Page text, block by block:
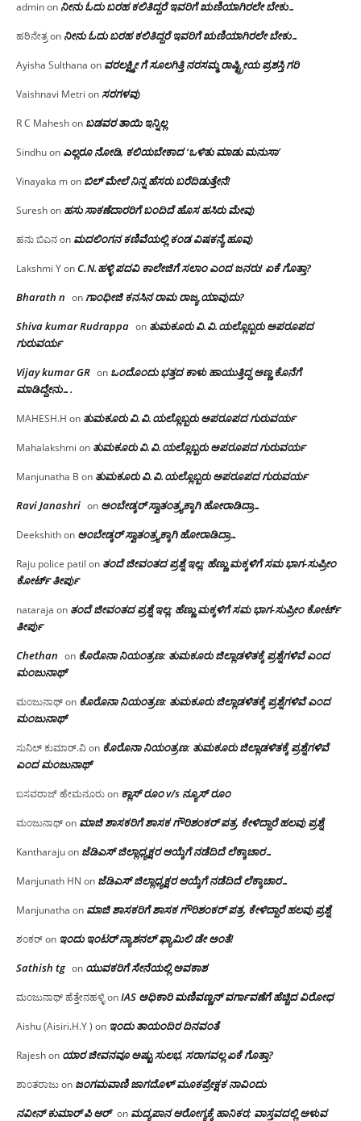
adminon ನೀನು ಓದು ಬರಹ ಕಲಿತಿದ್ದರೆ ಇವರಿಗೆ ಋಣಿಯಾಗಿರಲೇ ಬೇಕು…
ಹರಿನೇತ್ರon ನೀನು ಓದು ಬರಹ ಕಲಿತಿದ್ದರೆ ಇವರಿಗೆ ಋಣಿಯಾಗಿರಲೇ ಬೇಕು…
Ayisha Sulthana on ವರಲಕ್ಷ್ಮೀ ಗೆ ಸೂಲಗಿತ್ತಿ ನರಸಮ್ಮ‌ ರಾಷ್ಟ್ರೀಯ ಪ್ರಶಸ್ತಿ ಗರಿ
Vaishnavi Metri onಸರಗಳವು
R C Maheshon ಬಡವರ ತಾಯಿ ಇನ್ನಿಲ್ಲ
Sindhuon ಎಲ್ಲರೂ ನೋಡಿ, ಕಲಿಯಬೇಕಾದ ‘ಒಳಿತು ಮಾಡು ಮನುಸಾ’
Vinayaka mon ಬಿಲ್ ಮೇಲೆ ನಿನ್ನ ಹೆಸರು ಬರೆದಿಡುತ್ತೇನೆ!
Sureshon ಹಸು ಸಾಕಣೆದಾರರಿಗೆ ಬಂದಿದೆ ಹೊಸ ಹಸಿರು ಮೇವು
ಹನು ಬಿಎನon ಮದಲಿಂಗನ ಕಣಿವೆಯಲ್ಲಿ ಕಂಡ ವಿಷಕನ್ಯೆ ಹೂವು
Lakshmi YonC.N.ಹಳ್ಳಿ ಪದವಿ ಕಾಲೇಜಿಗೆ ಸಲಾಂ‌ ಎಂದ ಜನರು! ಏಕೆ ಗೊತ್ತಾ?
Bharath n onಗಾಂಧೀಜಿ ಕನಸಿನ ರಾಮ ರಾಜ್ಯ ಯಾವುದು?
Shiva kumar Rudrappa on ತುಮಕೂರು‌ ವಿ.ವಿ.ಯಲ್ಲೊಬ್ಬರು ಅಪರೂಪದ
ಗುರುವರ್ಯ
Vijay kumar GR on ಒಂದೊಂದು ಭತ್ತದ ಕಾಳು ಹಾಯುತ್ತಿದ್ದ ಅಣ್ಣ ಕೊನೆಗೆ
ಮಾಡಿದ್ದೇನು….
MAHESH.H on ತುಮಕೂರು‌ ವಿ.ವಿ.ಯಲ್ಲೊಬ್ಬರು ಅಪರೂಪದ ಗುರುವರ್ಯ
Mahalakshmi on ತುಮಕೂರು‌ ವಿ.ವಿ.ಯಲ್ಲೊಬ್ಬರು ಅಪರೂಪದ ಗುರುವರ್ಯ
Manjunatha B on ತುಮಕೂರು‌ ವಿ.ವಿ.ಯಲ್ಲೊಬ್ಬರು ಅಪರೂಪದ ಗುರುವರ್ಯ
Ravi Janashri on ಅಂಬೇಡ್ಕರ್ ಸ್ವಾತಂತ್ರ್ಯಕ್ಕಾಗಿ ಹೋರಾಡಿದ್ರಾ…
Deekshithon ಅಂಬೇಡ್ಕರ್ ಸ್ವಾತಂತ್ರ್ಯಕ್ಕಾಗಿ ಹೋರಾಡಿದ್ರಾ…
Raju police patil on ತಂದೆ ಜೀವಂತದ ಪ್ರಶ್ನೆ ಇಲ್ಲ: ಹೆಣ್ಣು ಮಕ್ಕಳಿಗೆ ಸಮ ಭಾಗ-ಸುಪ್ರೀಂ
ಕೋರ್ಟ್ ತೀರ್ಪು
nataraja on ತಂದೆ ಜೀವಂತದ ಪ್ರಶ್ನೆ ಇಲ್ಲ: ಹೆಣ್ಣು ಮಕ್ಕಳಿಗೆ ಸಮ ಭಾಗ-ಸುಪ್ರೀಂ ಕೋರ್ಟ್
ತೀರ್ಪು
Chethan on ಕೊರೊನಾ ನಿಯಂತ್ರಣ: ತುಮಕೂರು ಜಿಲ್ಲಾಡಳಿತಕ್ಕೆ ಪ್ರಶ್ನೆಗಳಿವೆ ಎಂದ
ಮಂಜು‌ನಾಥ್
ಮಂಜುನಾಥ್on ಕೊರೊನಾ ನಿಯಂತ್ರಣ: ತುಮಕೂರು ಜಿಲ್ಲಾಡಳಿತಕ್ಕೆ ಪ್ರಶ್ನೆಗಳಿವೆ ಎಂದ
ಮಂಜು‌ನಾಥ್
ಸುನಿಲ್ ಕುಮಾರ್.ವಿon ಕೊರೊನಾ ನಿಯಂತ್ರಣ: ತುಮಕೂರು ಜಿಲ್ಲಾಡಳಿತಕ್ಕೆ ಪ್ರಶ್ನೆಗಳಿವೆ
ಎಂದ ಮಂಜು‌ನಾಥ್
ಬಸವರಾಜ್ ಹೇಮನೂರುon ಕ್ಲಾಸ್ ರೂಂ v/s ನ್ಯೂಸ್ ರೂಂ
ಮಂಜುನಾಥ್on ಮಾಜಿ ಶಾಸಕರಿಗೆ ಶಾಸಕ ಗೌರಿಶಂಕರ್ ಪತ್ರ, ಕೇಳಿದ್ದಾರೆ ಹಲವು ಪ್ರಶ್ನೆ
Kantharajuon ಜೆಡಿಎಸ್ ಜಿಲ್ಲಾಧ್ಯಕ್ಷರ ಆಯ್ಕೆಗೆ ನಡೆದಿದೆ ಲೆಕ್ಕಾಚಾರ…
Manjunath HN on ಜೆಡಿಎಸ್ ಜಿಲ್ಲಾಧ್ಯಕ್ಷರ ಆಯ್ಕೆಗೆ ನಡೆದಿದೆ ಲೆಕ್ಕಾಚಾರ…
Manjunatha on ಮಾಜಿ ಶಾಸಕರಿಗೆ ಶಾಸಕ ಗೌರಿಶಂಕರ್ ಪತ್ರ, ಕೇಳಿದ್ದಾರೆ ಹಲವು ಪ್ರಶ್ನೆ
ಶಂಕರ್on ಇಂದು ಇಂಟರ್ ನ್ಯಾಶನಲ್ ಫ್ಯಾಮಿಲಿ ಡೇ ಅಂತೆ!
Sathish tg on ಯುವಕರಿಗೆ ಸೇನೆಯಲ್ಲಿ ಅವಕಾಶ
ಮಂಜುನಾಥ್ ಹೆತ್ತೇನಹಳ್ಳಿonIAS ಅಧಿಕಾರಿ ಮಣಿವಣ್ಣನ್ ವರ್ಗಾವಣೆಗೆ ಹೆಚ್ಚಿದ‌ ವಿರೋಧ
Aishu (Aisiri.H.Y ) on ಇಂದು ತಾಯಂದಿರ ದಿನವಂತೆ
Rajeshon ಯಾರ ಜೀವನವೂ ಅಷ್ಟು ಸುಲಭ, ಸರಾಗವಲ್ಲ ಏಕೆ ಗೊತ್ತಾ?
ಶಾಂತರಾಜುon ಜಂಗಮವಾಣಿ ಜಾಗದೊಳ್ ಮೂಕಪ್ರೇಕ್ಷಕ ನಾವಿಂದು
ನವೀನ್ ಕುಮಾರ್ ಪಿ ಆರ್ on ಮದ್ಯಪಾನ ಆರೋಗ್ಯಕ್ಕೆ ಹಾನಿಕರ; ವಾಸ್ತವದಲ್ಲಿ ಅಳುವ